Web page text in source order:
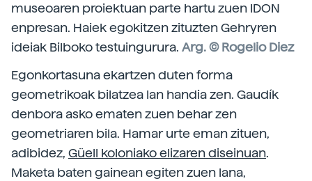
museoaren proiektuan parte hartu zuen IDON
enpresan. Haiek egokitzen zituzten Gehryren
ideiak Bilboko testuingurura. Arg. © Rogelio Diez
Egonkortasuna ekartzen duten forma
geometrikoak bilatzea lan handia zen. Gaudík
denbora asko ematen zuen behar zen
geometriaren bila. Hamar urte eman zituen,
adibidez, Güell koloniako elizaren diseinuan.
Maketa baten gainean egiten zuen lana,